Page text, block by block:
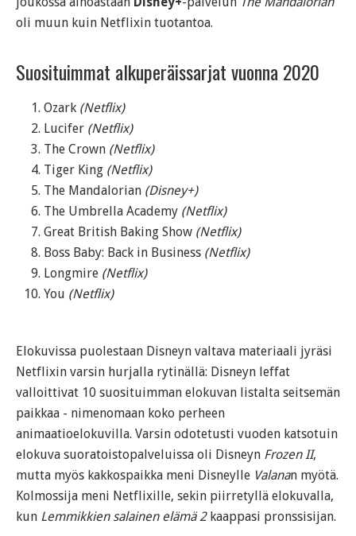
oli muun kuin Netflixin tuotantoa.
Suosituimmat alkuperäissarjat vuonna 2020
Ozark (Netflix)
Lucifer (Netflix)
The Crown (Netflix)
Tiger King (Netflix)
The Mandalorian (Disney+)
The Umbrella Academy (Netflix)
Great British Baking Show (Netflix)
Boss Baby: Back in Business (Netflix)
Longmire (Netflix)
You (Netflix)
Elokuvissa puolestaan Disneyn valtava materiaali jyräsi
Netflixin varsin hurjalla rytinällä: Disneyn leffat
valloittivat 10 suosituimman elokuvan listalta seitsemän
paikkaa - nimenomaan koko perheen
animaatioelokuvilla. Varsin odotetusti vuoden katsotuin
elokuva suoratoistopalveluissa oli Disneyn Frozen II,
mutta myös kakkospaikka meni Disneylle Valanan myötä.
Kolmossija meni Netflixille, sekin piirretyllä elokuvalla,
kun Lemmikkien salainen elämä 2kaappasi pronssisijan.